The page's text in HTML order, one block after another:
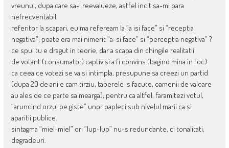
vreunul, dupa care sa-l reevalueze, astfel incit sa-mi para
nefrecventabil.
referitor la scapari, eu ma refeream la “a isi face” si “receptia
negativa”; poate era mai nimerit “a-si face” si “perceptia negativa” ?
ce spui tu e dragut in teorie, dar a scapa din chingile realitatii
de votant (consumator) captiv si a fi convins (bagind mina in foc)
ca ceea ce votezi se va si intimpla, presupune sa creezi un partid
(dupa 20 de ani e cam tirziu, taberele-s facute, oamenii de valoare
au ales de ce parte sa mearga), pentru ca altfel, faramitezi votul,
“aruncind orzul pe giste” unor papleci sub nivelul marii ca si
aparitii publice.
sintagma “miel-miel” ori “lup-lup” nu-s redundante, ci tonalitati,
degradeuri.